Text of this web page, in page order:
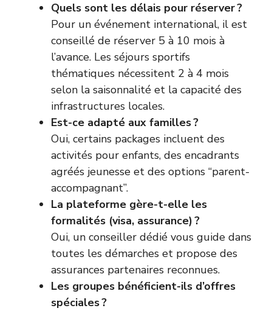
Quels sont les délais pour réserver ?
Pour un événement international, il est
conseillé de réserver 5 à 10 mois à
l’avance. Les séjours sportifs
thématiques nécessitent 2 à 4 mois
selon la saisonnalité et la capacité des
infrastructures locales.
Est-ce adapté aux familles ?
Oui, certains packages incluent des
activités pour enfants, des encadrants
agréés jeunesse et des options “parent-
accompagnant”.
La plateforme gère-t-elle les
formalités (visa, assurance) ?
Oui, un conseiller dédié vous guide dans
toutes les démarches et propose des
assurances partenaires reconnues.
Les groupes bénéficient-ils d’offres
spéciales ?